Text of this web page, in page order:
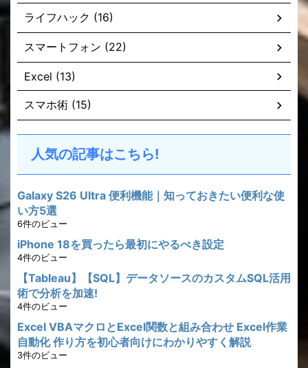
ライフハック (16)
スマートフォン (22)
Excel (13)
スマホ術 (15)
人気の記事はこちら!
Galaxy S26 Ultra 便利機能｜知っておきたい便利な使
い方5選
6件のビュー
iPhone 18を買ったら最初にやるべき設定
4件のビュー
【Tableau】【SQL】データソースのカスタムSQL活用
術で分析を加速!
4件のビュー
Excel VBAマクロとExcel関数と組み合わせ Excel作業
自動化 作り方を初心者向けにわかりやすく解説
3件のビュー